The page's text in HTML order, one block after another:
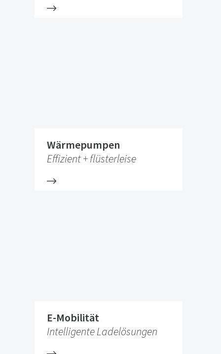
Wärmepumpen
Effizient + flüsterleise
E-Mobilität
Intelligente Ladelösungen